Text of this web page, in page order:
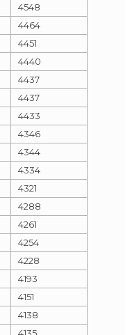
4548
4464
4451
4440
4437
4437
4433
4346
4344
4334
4321
4288
4261
4254
4228
4193
4151
4138
4135